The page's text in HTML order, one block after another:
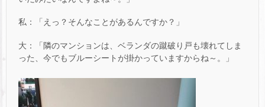
私：「えっ？そんなことがあるんですか？」
大：「隣のマンションは、ベランダの蹴破り戸も壊れてしま
った、今でもブルーシートが掛かっていますからね～。」